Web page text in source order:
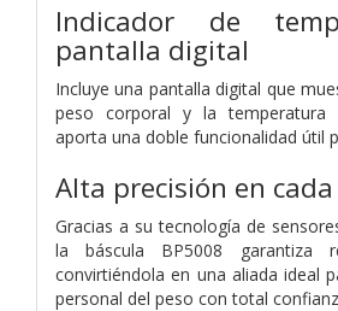
Indicador de
pantalla digital
Incluye una pantalla digital que
peso corporal y la temperatura
aporta una doble funcionalidad útil
Alta precisión en
Gracias a su tecnología de
la báscula BP5008 garantiza
convirtiéndola en una aliada ideal
personal del peso con total